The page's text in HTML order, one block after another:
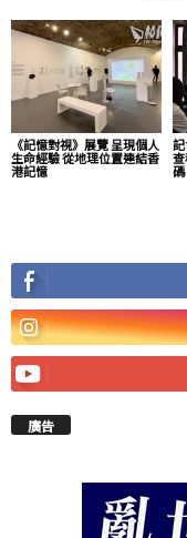
《記憶對視》展覽 呈現個人
生命經驗 從地理位置連結香
港記憶 碼
廣告